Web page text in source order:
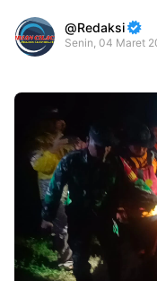
Redaksi
Senin, 04 Maret
By
Raushan
Design
With
Shroff
Templates